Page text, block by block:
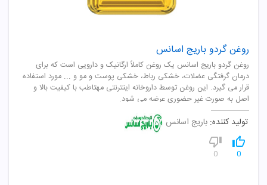
روغن گردو باریج اسانس
روغن گردو باریج اسانس یک روغن کاملاً ارگانیک و دارویی است که برای
درمان گرفتگی عضلات، خشکی رباط، خشکی پوست و مو و ... مورد استفاده
قرار می گیرد. این روغن توسط داروخانه اینترنتی مهتاطب با کیفیت بالا و
اصل به صورت غیر حضوری عرضه می شود.
تولید کننده: باریج اسانس
0
0